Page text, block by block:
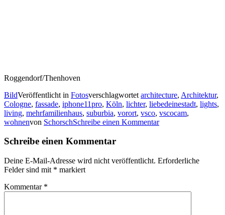
Roggendorf/Thenhoven
BildVeröffentlicht in Fotosverschlagwortet architecture, Architektur,
Cologne, fassade, iphone11pro, Köln, lichter, liebedeinestadt, lights,
living, mehrfamilienhaus, suburbia, vorort, vsco, vscocam,
wohnenvon SchorschSchreibe einen Kommentar
Schreibe einen Kommentar
Deine E-Mail-Adresse wird nicht veröffentlicht. Erforderliche
Felder sind mit * markiert
Kommentar *